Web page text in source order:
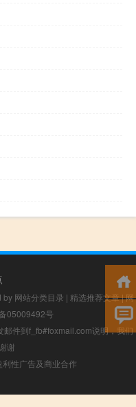
by 网站分类目录 | 精选推荐文章|网
05009492号
邮件到f_fb#foxmail.com说明，我们
谢
性广告及商业合作